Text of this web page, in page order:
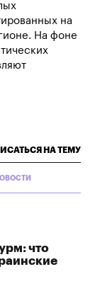
на
На фоне
НА ТЕМУ
что